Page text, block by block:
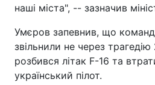
наші міста", -- зазначив
Умєров запевнив, що
звільнили не через
розбився літак F-16 та
український пілот.